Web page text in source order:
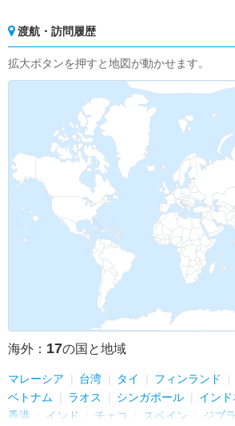
渡航・訪問履歴
拡大ボタンを押すと地図が動かせます。
海外： 17の国と地域
マレーシア 台湾 タイ フィンランド
ベトナム
ラオス シンガポール イン
香港
インド チェコ スペイン
ジブ